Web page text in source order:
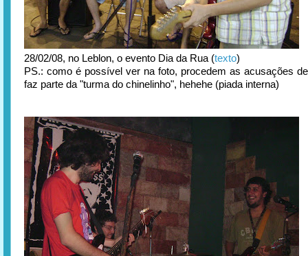
28/02/08, no Leblon, o evento Dia da Rua (texto)
PS.: como é possível ver na foto, procedem as acusações
faz parte da "turma do chinelinho", hehehe (piada interna)